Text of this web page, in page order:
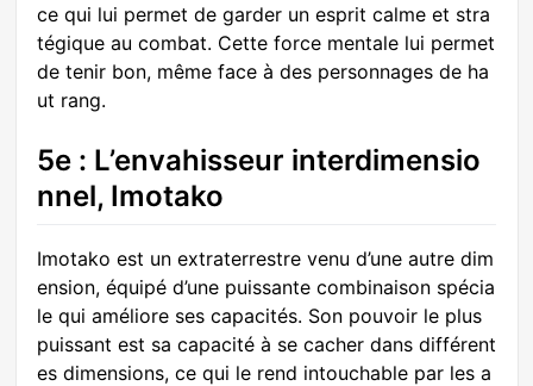
ce qui lui permet de garder un esprit calme et stra
tégique au combat. Cette force mentale lui permet
de tenir bon, même face à des personnages de ha
ut rang.
5e : L’envahisseur interdimensio
nnel, Imotako
Imotako est un extraterrestre venu d’une autre dim
ension, équipé d’une puissante combinaison spécia
le qui améliore ses capacités. Son pouvoir le plus
puissant est sa capacité à se cacher dans différent
es dimensions, ce qui le rend intouchable par les a